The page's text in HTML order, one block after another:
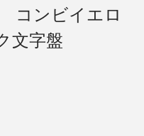
コンビイエロ
文字盤